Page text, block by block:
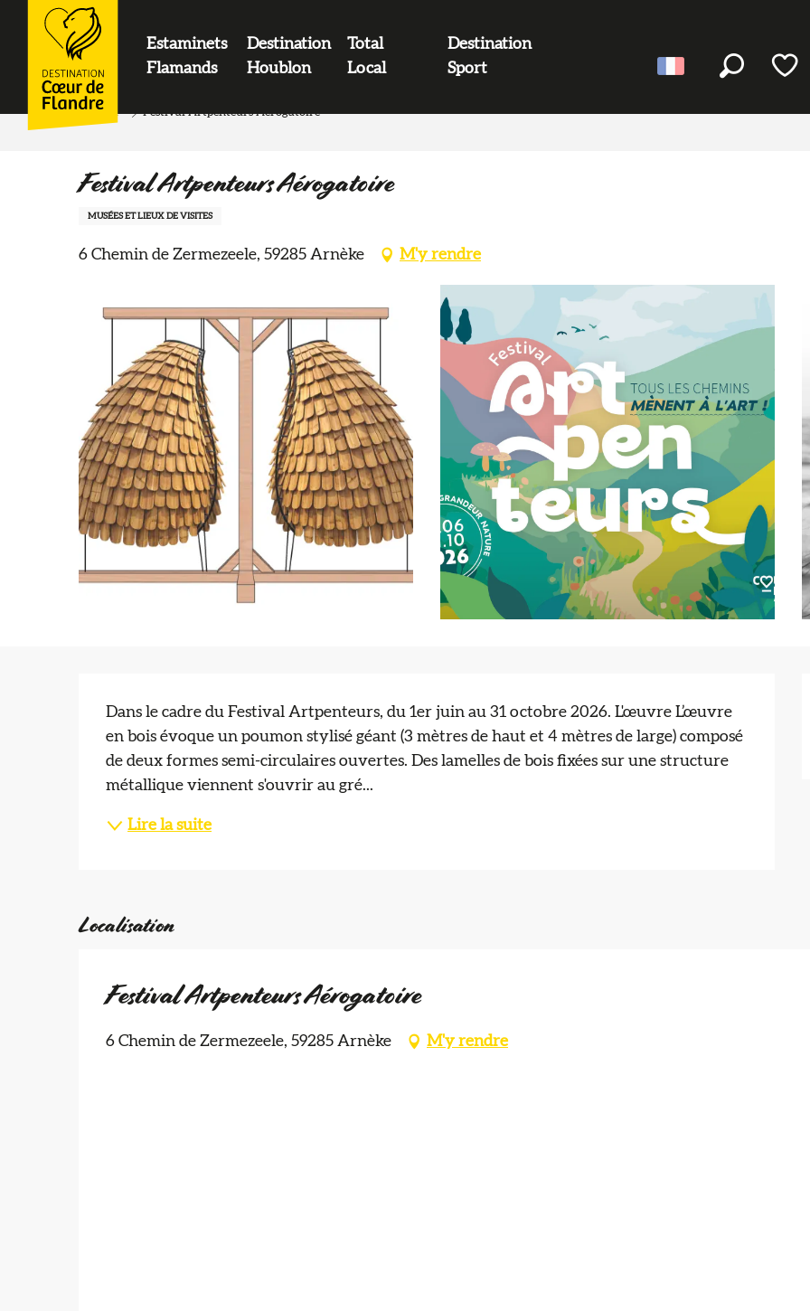
contenu
principal
Estaminets
Flamands
Destination
Houblon
Total
Local
Destination
Sport
LOGO
Accueil Festival Artpenteurs Aérogatoire
Festival Artpenteurs Aérogatoire
MUSÉES ET LIEUX DE VISITES
6 Chemin de Zermezeele, 59285 Arnèke M'y rendre
Description
Dans le cadre du Festival Artpenteurs, du 1er juin au 31 octobre 2026. L'œuvre L’œuvre
en bois évoque un poumon stylisé géant (3 mètres de haut et 4 mètres de large) composé
de deux formes semi-circulaires ouvertes. Des lamelles de bois fixées sur une structure
métallique viennent s'ouvrir au gré...
Lire la suite
Localisation
Festival Artpenteurs Aérogatoire
6 Chemin de Zermezeele, 59285 Arnèke M'y rendre